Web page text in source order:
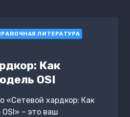
ЛИТЕРАТУРА
Как
OSI
«Сетевой хардкор: Как
– это ваш